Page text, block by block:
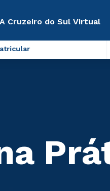
A Cruzeiro do Sul Virtual